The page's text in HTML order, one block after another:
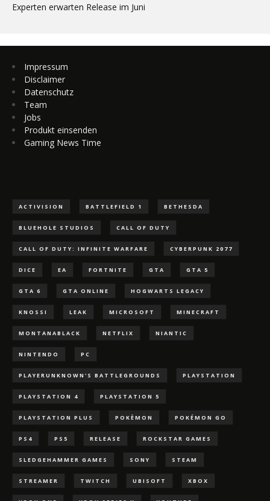
Experten erwarten Release im Juni
Impressum
Disclaimer
Datenschutz
Team
Jobs
Produkt einsenden
Gaming News Time
ACTIVISION BATTLEFIELD 1 BETHESDA
BLUEHOLE STUDIOS CALL OF DUTY
CALL OF DUTY: INFINITE WARFARE CYBERPUNK 2077
DICE EA FORTNITE GTA GTA 5
GTA 6 GTA ONLINE HOGWARTS LEGACY
KNOSSI LEAK MICROSOFT MINECRAFT
MONTANABLACK NETFLIX NIANTIC
NINTENDO PC
PLAYERUNKNOWN'S BATTLEGROUNDS PLAYSTATION
PLAYSTATION 4 PLAYSTATION 5
PLAYSTATION PLUS POKÈMON POKÉMON GO
PS4 PS5 RELEASE ROCKSTAR GAMES
SLEDGEHAMMER GAMES SONY STEAM
STREAMER TWITCH UBISOFT XBOX